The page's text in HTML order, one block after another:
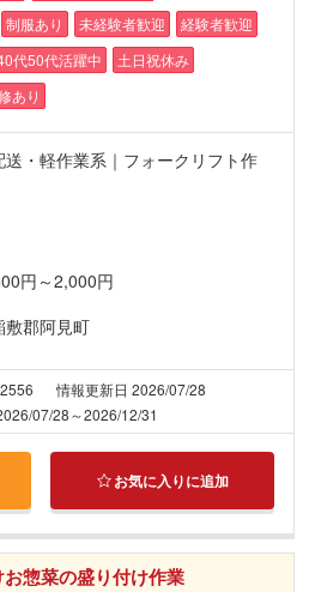
制服あり 未経験者歓迎
経験者歓迎
代50代活躍中
土日祝休み
あり
送・軽作業系｜フォークリフト作
円～2,000円
敷郡阿見町
情報更新日 2026/07/28
07/28～2026/12/31
お気に入りに追加
惣菜の盛り付け作業